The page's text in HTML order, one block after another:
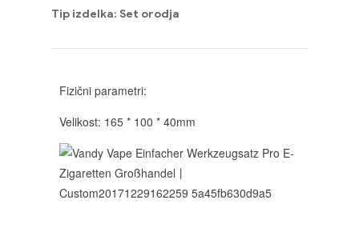
Tip izdelka: Set orodja
Fizični parametri:
Velikost: 165 * 100 * 40mm